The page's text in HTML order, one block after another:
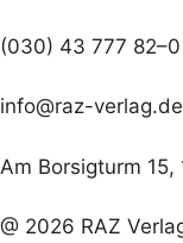
(030) 43 777 82–0
info@raz-verlag.de
Am Borsigturm 15,
@ 2026 RAZ